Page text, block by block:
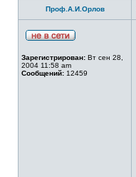
Проф.А.И.Орлов
Зарегистрирован: Вт сен 28,
2004 11:58 am
Сообщений: 12459